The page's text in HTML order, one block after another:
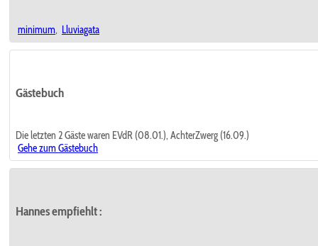
minimum, Lluviagata
Gästebuch
Die letzten 2 Gäste waren EVdR (08.01.), AchterZwerg (16.09.)
Gehe zum Gästebuch
Hannes empfiehlt: